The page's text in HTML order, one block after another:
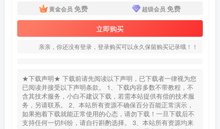
黄金会员 免费 超级会员 免费
立即购买
亲亲，你还没有登录，登录购买可以永久保留购买记录哦！！
★下载声明★ 下载前请先阅读以下声明，已下载者一律视为您
已阅读并接受以下声明条款。 1、下载内容多数不带教程，不
含其技术服务，小白不建议下载，若需本站提供有偿的技术服
务，另请联系。 2、本站所有资源不确保百分百能正常演示，
如果抱着下载就能正常使用的心态，请勿下载！一旦下载后不
支持任何一切纠纷，请自行斟酌选择。 3、本站所有资源均来